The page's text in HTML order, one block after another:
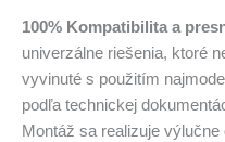
100% Kompatibilita a
univerzálne riešenia, ktoré
vyvinuté s použitím
podľa technickej
Montáž sa realizuje